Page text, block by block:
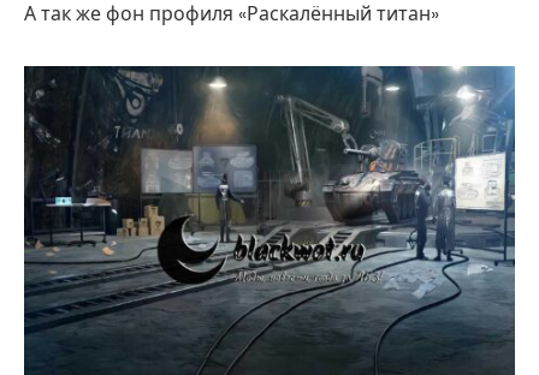
А так же фон профиля «Раскалённый титан»